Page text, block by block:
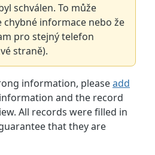
schválen. To může
chybné informace nebo že
pro stejný telefon
straně).
information, pleaseadd
and the record
All records were filled in
that they are